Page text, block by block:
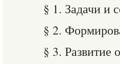
§ 1. Задачи и
§ 2.
§ 3. Развитие